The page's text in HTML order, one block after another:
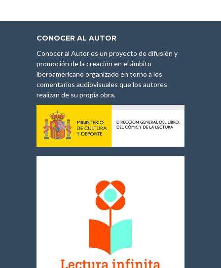
CONOCER AL AUTOR
Conocer al Autor es un proyecto de difusión y
promoción de la creación en el ámbito
iberoamericano organizado en torno a los
comentarios audiovisuales que los autores
realizan de su propia obra.